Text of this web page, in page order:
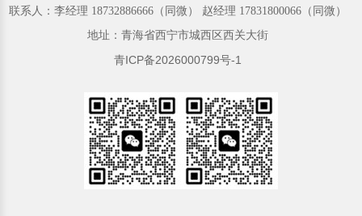
联系人：李经理‬ 18732886666（同微）‬‬ 赵经理 17831800066（同微）
地址：青海省西宁市城西区西关大街
青ICP备2026000799号-1